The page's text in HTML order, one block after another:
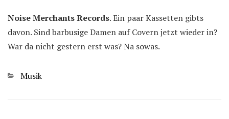
Noise Merchants Records. Ein paar Kassetten gibts
davon. Sind barbusige Damen auf Covern jetzt wieder in?
War da nicht gestern erst was? Na sowas.
Kategorien
Musik